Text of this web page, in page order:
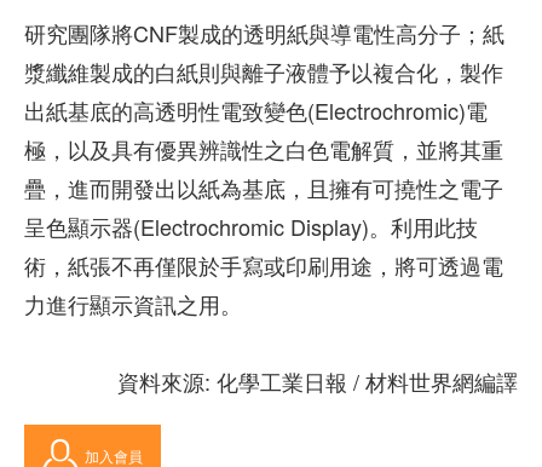
研究團隊將CNF製成的透明紙與導電性高分子；紙
漿纖維製成的白紙則與離子液體予以複合化，製作
出紙基底的高透明性電致變色(Electrochromic)電
極，以及具有優異辨識性之白色電解質，並將其重
疊，進而開發出以紙為基底，且擁有可撓性之電子
呈色顯示器(Electrochromic Display)。利用此技
術，紙張不再僅限於手寫或印刷用途，將可透過電
力進行顯示資訊之用。
資料來源: 化學工業日報 / 材料世界網編譯
加入會員